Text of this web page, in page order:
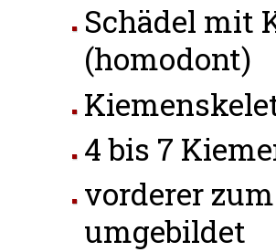
Schädel mit
(homodont)
4 bis 7
vorderer
umgebildet